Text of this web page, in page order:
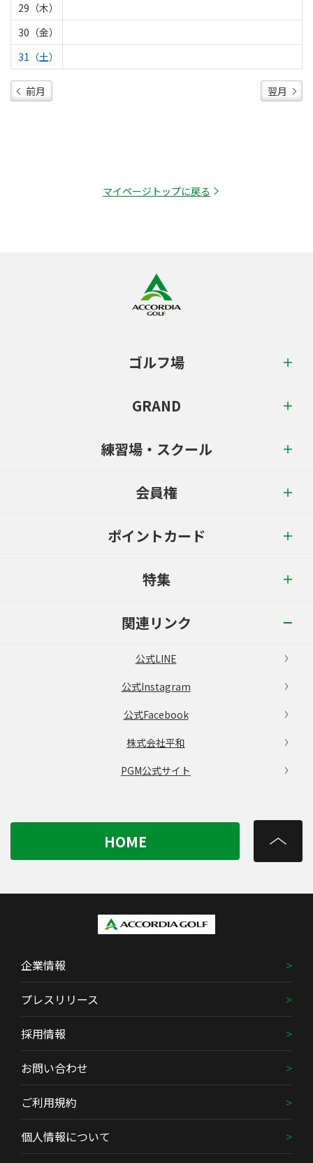
29（木）
30（金）
31（土）
前月 翌月
マイページトップに戻る
ゴルフ場
GRAND
練習場・スクール
会員権
ポイントカード
特集
関連リンク
公式LINE
公式Instagram
公式Facebook
株式会社平和
PGM公式サイト
HOME
企業情報
プレスリリース
採用情報
お問い合わせ
ご利用規約
個人情報について